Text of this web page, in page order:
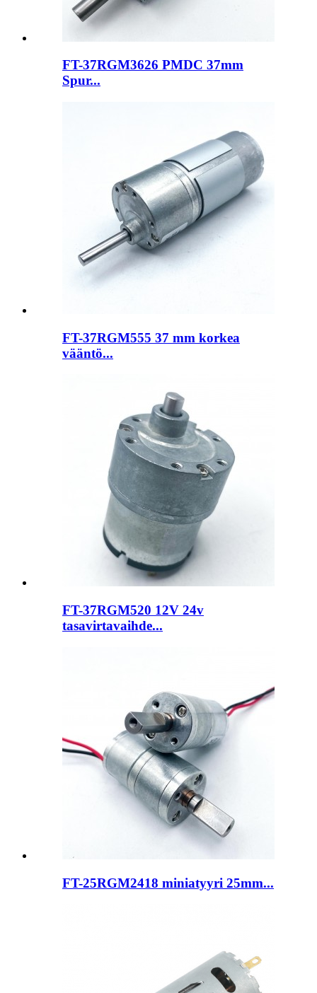
FT-37RGM3626 PMDC 37mm
Spur...
FT-37RGM555 37 mm korkea
vääntö...
FT-37RGM520 12V 24v
tasavirtavaihde...
FT-25RGM2418 miniatyyri 25mm...